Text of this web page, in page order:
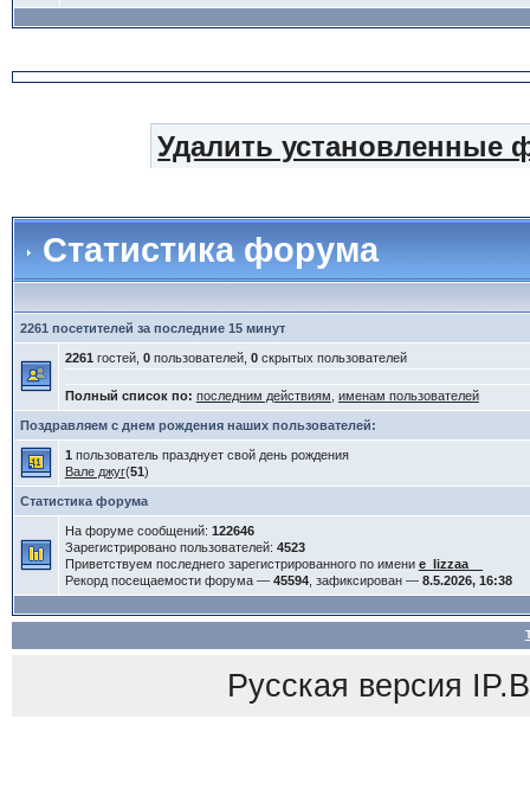
Удалить установленные
Статистика форума
2261 посетителей за последние 15 минут
2261 гостей, 0пользователей, 0скрытых пользователей
Полный список по: последним действиям именам пользователей
Поздравляем с днем рождения наших пользователей:
1 пользователь празднует свой день рождения
Вале джуг(51)
Статистика форума
На форуме сообщений: 122646
Зарегистрировано пользователей: 4523
Приветствуем последнего зарегистрированного по имени e_lizzaa__
Рекорд посещаемости форума — 45594, зафиксирован — 8.5.2026, 16:38
Русская версия